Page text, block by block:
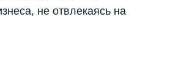
не отвлекаясь на